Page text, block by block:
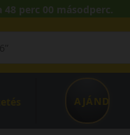
47 perc 58 másodperc.